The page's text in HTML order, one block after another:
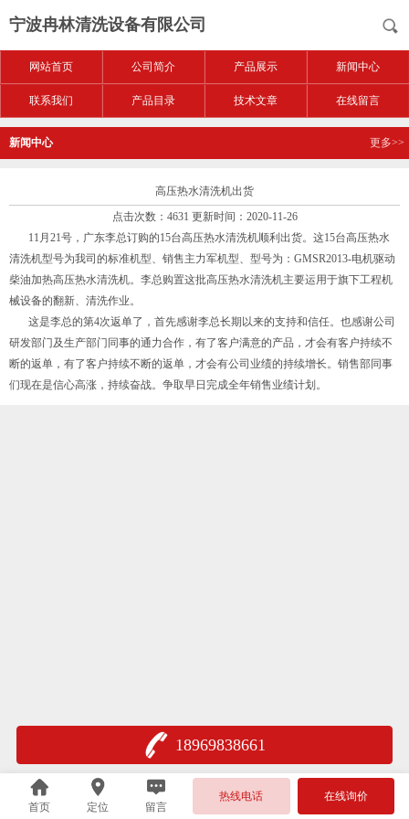
宁波冉林清洗设备有限公司
网站首页 公司简介 产品展示 新闻中心
联系我们 产品目录 技术文章 在线留言
新闻中心 更多>>
高压热水清洗机出货
点击次数：4631 更新时间：2020-11-26
11月21号，广东李总订购的15台高压热水清洗机顺利出货。这15台高压热水
清洗机型号为我司的标准机型、销售主力军机型、型号为：GMSR2013-电机驱动
柴油加热高压热水清洗机。李总购置这批高压热水清洗机主要运用于旗下工程机
械设备的翻新、清洗作业。
这是李总的第4次返单了，首先感谢李总长期以来的支持和信任。也感谢公司
研发部门及生产部门同事的通力合作，有了客户满意的产品，才会有客户持续不
断的返单，有了客户持续不断的返单，才会有公司业绩的持续增长。销售部同事
们现在是信心高涨，持续奋战。争取早日完成全年销售业绩计划。
18969838661
首页 定位 留言
热线电话 在线询价